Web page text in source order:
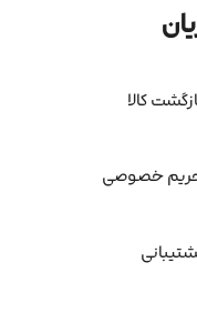
کالا
خصوصی